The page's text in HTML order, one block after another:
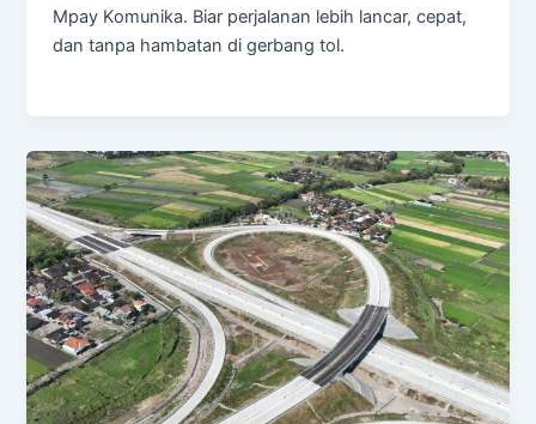
Mpay Komunika. Biar perjalanan lebih lancar, cepat,
dan tanpa hambatan di gerbang tol.